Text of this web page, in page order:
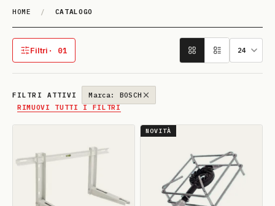
HOME / CATALOGO
Catalogo
Filtri · 01
1 filtro attivo
FILTRI ATTIVI
Marca: BOSCH
RIMUOVI TUTTI I FILTRI
NOVITÀ